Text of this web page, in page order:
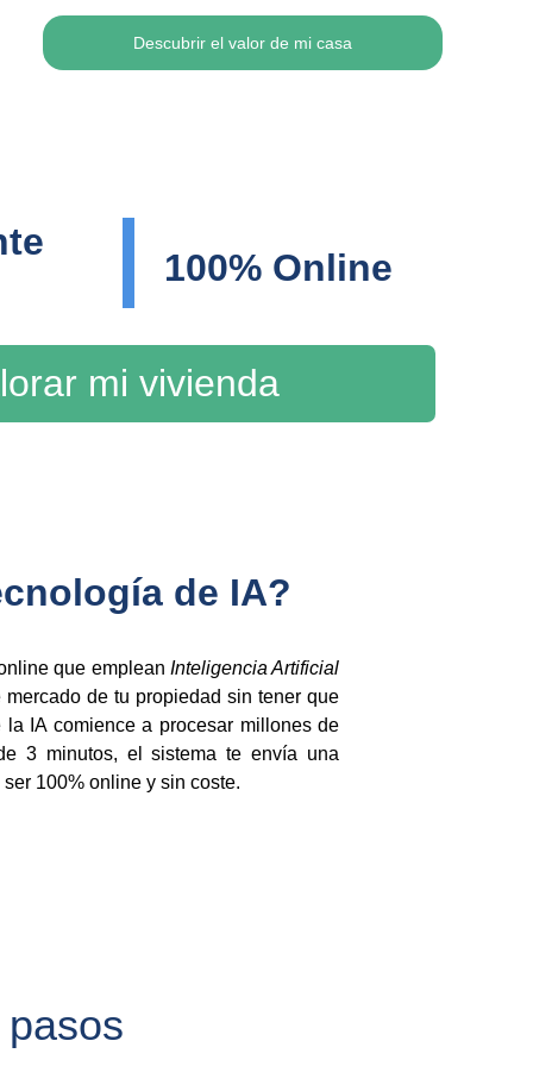
Descubrir el valor de mi casa
mi vivienda
100% Online
de IA?
que emplean Inteligencia Artificial
de tu propiedad sin tener que
IA comience a procesar millones de
3 minutos, el sistema te envía una
100% online y sin coste.